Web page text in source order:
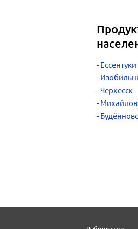
Ессентуки
Черкесск